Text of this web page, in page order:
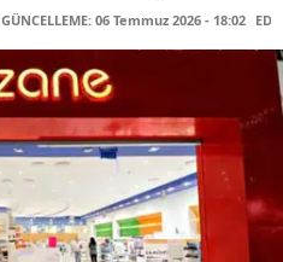
GÜNCELLEME: 06 Temmuz 2026 - 18:02